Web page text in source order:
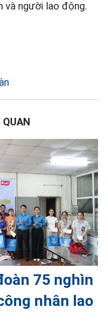
và người lao động.
75 nghìn
nhân lao